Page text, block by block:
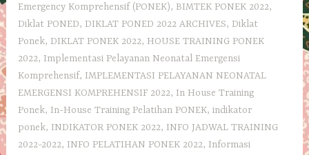
Emergency Komprehensif (PONEK), BIMTEK PONEK 2022,
Diklat PONED,DIKLAT PONED 2022 ARCHIVES,Diklat
Ponek,DIKLAT PONEK 2022, HOUSE TRAINING PONEK
2022, Implementasi Pelayanan Neonatal Emergensi
Komprehensif, IMPLEMENTASI PELAYANAN NEONATAL
EMERGENSI KOMPREHENSIF 2022, In House Training
Ponek, In-House Training Pelatihan PONEK,indikator
ponek, INDIKATOR PONEK 2022, INFO JADWAL TRAINING
2022-2022, INFO PELATIHAN PONEK 2022, Informasi